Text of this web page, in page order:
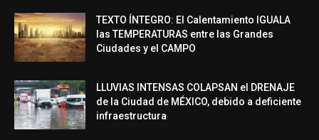
TEXTO ÍNTEGRO: El Calentamiento IGUALA
las TEMPERATURAS entre las Grandes
Ciudades y el CAMPO
LLUVIAS INTENSAS COLAPSAN el DRENAJE
de la Ciudad de MÉXICO, debido a deficiente
infraestructura